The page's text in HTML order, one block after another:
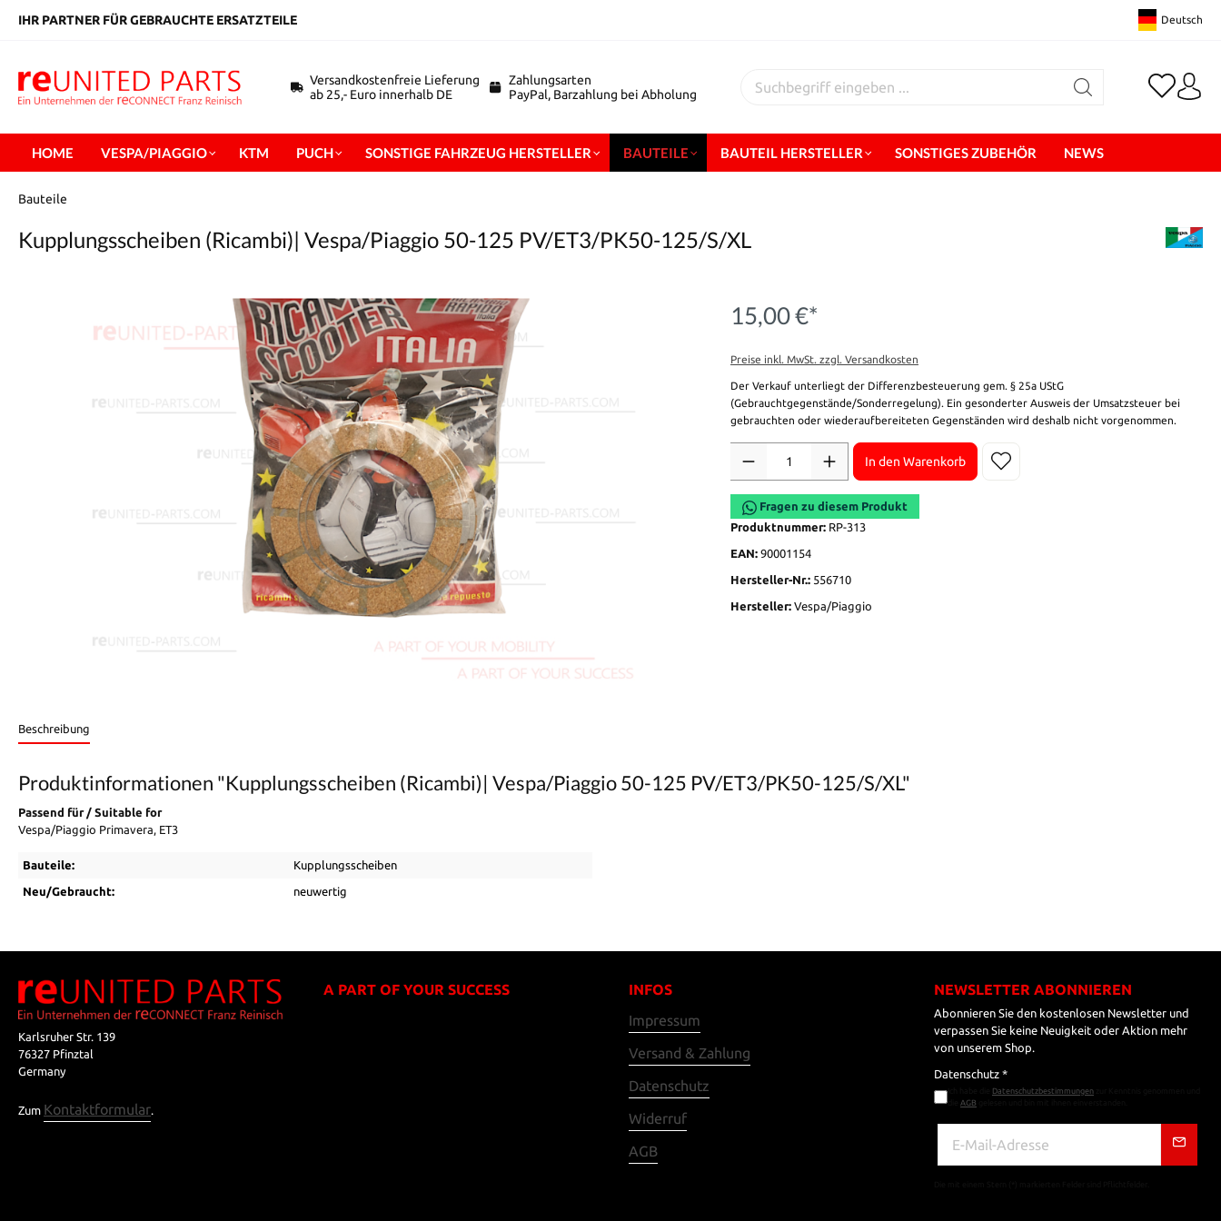
springen
IHR PARTNER FÜR GEBRAUCHTE ERSATZTEILE Deutsch
Versandkostenfreie Lieferung
ab 25,- Euro innerhalb DE
Zahlungsarten
PayPal, Barzahlung bei Abholung
HOME VESPA/PIAGGIO KTM PUCH SONSTIGE FAHRZEUG HERSTELLER BAUTEILE BAUTEIL HERSTELLER SONSTIGES ZUBEHÖR NEWS
Bauteile
Kupplungsscheiben (Ricambi)| Vespa/Piaggio 50-125 PV/ET3/PK50-125/S/XL
15,00 €*
Preise inkl. MwSt. zzgl. Versandkosten
Der Verkauf unterliegt der Differenzbesteuerung gem. § 25a UStG
(Gebrauchtgegenstände/Sonderregelung). Ein gesonderter Ausweis der Umsatzsteuer bei
gebrauchten oder wiederaufbereiteten Gegenständen wird deshalb nicht vorgenommen.
In den Warenkorb
Fragen zu diesem Produkt
Produktnummer: RP-313
EAN: 90001154
Hersteller-Nr.: 556710
Hersteller: Vespa/Piaggio
Beschreibung
Produktinformationen "Kupplungsscheiben (Ricambi)| Vespa/Piaggio 50-125 PV/ET3/PK50-125/S/XL"
Passend für / Suitable for
Vespa/Piaggio Primavera, ET3
Bauteile: Kupplungsscheiben
Neu/Gebraucht: neuwertig
Karlsruher Str. 139
76327 Pfinztal
Germany
Zum Kontaktformular.
A PART OF YOUR SUCCESS
INFOS
Impressum
Versand & Zahlung
Datenschutz
Widerruf
AGB
NEWSLETTER ABONNIEREN
Abonnieren Sie den kostenlosen Newsletter und
verpassen Sie keine Neuigkeit oder Aktion mehr
von unserem Shop.
Datenschutz *
Datenschutzbestimmungen
AGB